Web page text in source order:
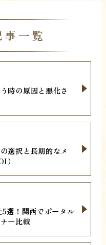
一覧
時の原因と悪化さ
選択と長期的なメ
）
選！関西でポータル
ー比較